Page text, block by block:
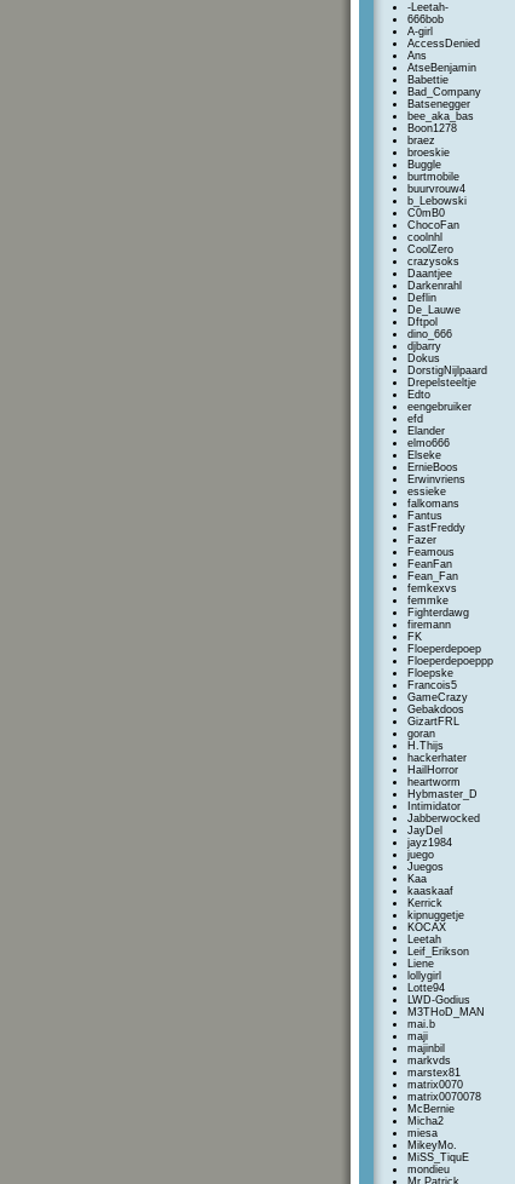
-Leetah-
666bob
A-girl
AccessDenied
Ans
AtseBenjamin
Babettie
Bad_Company
Batsenegger
bee_aka_bas
Boon1278
braez
broeskie
Buggle
burtmobile
buurvrouw4
b_Lebowski
C0mB0
ChocoFan
coolnhl
CoolZero
crazysoks
Daantjee
Darkenrahl
Deflin
De_Lauwe
Dftpol
dino_666
djbarry
Dokus
DorstigNijlpaard
Drepelsteeltje
Edto
eengebruiker
efd
Elander
elmo666
Elseke
ErnieBoos
Erwinvriens
essieke
falkomans
Fantus
FastFreddy
Fazer
Feamous
FeanFan
Fean_Fan
femkexvs
femmke
Fighterdawg
firemann
FK
Floeperdepoep
Floeperdepoeppp
Floepske
Francois5
GameCrazy
Gebakdoos
GizartFRL
goran
H.Thijs
hackerhater
HailHorror
heartworm
Hybmaster_D
Intimidator
Jabberwocked
JayDel
jayz1984
juego
Juegos
Kaa
kaaskaaf
Kerrick
kipnuggetje
KOCAX
Leetah
Leif_Erikson
Liene
lollygirl
Lotte94
LWD-Godius
M3THoD_MAN
mai.b
maji
majinbil
markvds
marstex81
matrix0070
matrix0070078
McBernie
Micha2
miesa
MikeyMo.
MiSS_TiquE
mondieu
Mr.Patrick